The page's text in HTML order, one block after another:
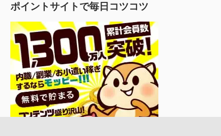
ポイントサイトで毎日コツコツ